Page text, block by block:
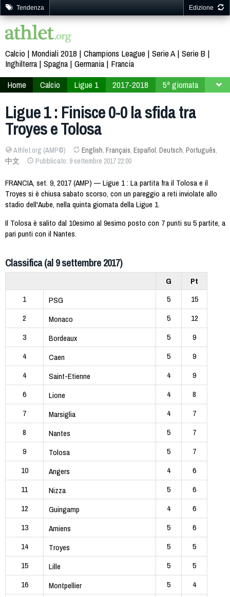
Tendenza Edizione
Calcio Mondiali 2018 Champions League Serie A Serie B
Inghilterra Spagna Germania
Francia
Home
Calcio Ligue 1 2017-2018 5ª giornata
Ligue 1 : Finisce 0-0 la sfida tra
Troyes e Tolosa
Athlet.org (AMP©) English, Français, Español, Deutsch, Português,
中文
Pubblicato: 9 settembre 2017 22:00
FRANCIA, set. 9, 2017 (AMP) — Ligue 1 : La partita fra il Tolosa e il
Troyes si è chiusa sabato scorso, con un pareggio a reti inviolate allo
stadio dell'Aube, nella quinta giornata della Ligue 1.
Il Tolosa è salito dal 10esimo al 9esimo posto con 7 punti su 5 partite, a
pari punti con il Nantes.
Classifica (al 9 settembre 2017)
G
Pt
1
PSG 5
15
2
Monaco 5
12
3
Bordeaux 5
9
4
Caen 5
9
4
Saint-Etienne 4
9
6
Lione 4
8
7
Marsiglia 4
7
8
Nantes 5
7
9
Tolosa 5
7
10
Angers 4
6
11
Nizza 5
6
12
Guingamp 4
6
13
Amiens 5
6
14
Troyes 5
5
15
Lille 5
5
16
Montpellier 5
4